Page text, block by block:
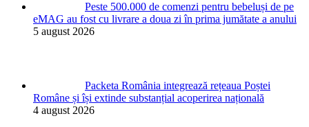
Peste 500.000 de comenzi pentru bebeluși de pe
eMAG au fost cu livrare a doua zi în prima jumătate a anului
5 august 2026
Packeta România integrează rețeaua Poștei
Române și își extinde substanțial acoperirea națională
4 august 2026